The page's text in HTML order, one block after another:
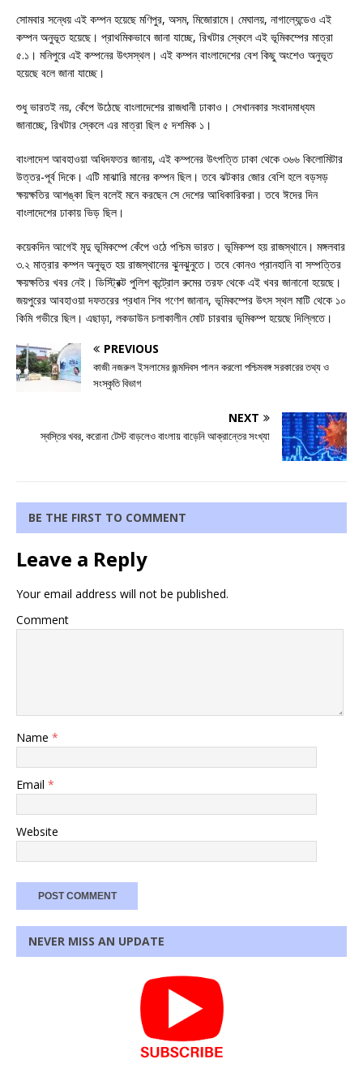
সোমবার সন্ধেয় এই কম্পন হয়েছে মণিপুর, অসম, মিজোরামে। মেঘালয়, নাগাল্যেন্ডেও এই
কম্পন অনুভূত হয়েছে। প্রাথমিকভাবে জানা যাচ্ছে, রিখটার স্কেলে এই ভূমিকম্পের মাত্রা
৫.১। মনিপুরে এই কম্পনের উৎসস্থল। এই কম্পন বাংলাদেশের বেশ কিছু অংশেও অনুভূত
হয়েছে বলে জানা যাচ্ছে।
শুধু ভারতই নয়, কেঁপে উঠেছে বাংলাদেশের রাজধানী ঢাকাও। সেখানকার সংবাদমাধ্যম
জানাচ্ছে, রিখটার স্কেলে এর মাত্রা ছিল ৫ দশমিক ১।
বাংলাদেশ আবহাওয়া অধিদফতর জানায়, এই কম্পনের উৎপত্তি ঢাকা থেকে ৩৬৬ কিলোমিটার
উত্তর-পূর্ব দিকে। এটি মাঝারি মানের কম্পন ছিল। তবে ঝটকার জোর বেশি হলে বড়সড়
ক্ষয়ক্ষতির আশঙ্কা ছিল বলেই মনে করছেন সে দেশের আধিকারিকরা। তবে ঈদের দিন
বাংলাদেশের ঢাকায় ভিড় ছিল।
কয়েকদিন আগেই মৃদু ভূমিকম্পে কেঁপে ওঠে পশ্চিম ভারত। ভূমিকম্প হয় রাজস্থানে। মঙ্গলবার
৩.২ মাত্রার কম্পন অনুভূত হয় রাজস্থানের ঝুনঝুনুতে। তবে কোনও প্রানহানি বা সম্পত্তির
ক্ষয়ক্ষতির খবর নেই। ডিস্ট্রিক্ট পুলিশ কন্ট্রোল রুমের তরফ থেকে এই খবর জানানো হয়েছে।
জয়পুরের আবহাওয়া দফতরের প্রধান শিব গণেশ জানান, ভূমিকম্পের উৎস স্থল মাটি থেকে ১০
কিমি গভীরে ছিল। এছাড়া, লকডাউন চলাকালীন মোট চারবার ভূমিকম্প হয়েছে দিল্লিতে।
PREVIOUS
কাজী নজরুল ইসলামের জন্মদিবস পালন করলো পশ্চিমবঙ্গ সরকারের তথ্য ও
সংস্কৃতি বিভাগ
NEXT
স্বস্তির খবর, করোনা টেস্ট বাড়লেও বাংলায় বাড়েনি আক্রান্তের সংখ্যা
BE THE FIRST TO COMMENT
Leave a Reply
Your email address will not be published.
Comment
Name *
Email *
Website
NEVER MISS AN UPDATE